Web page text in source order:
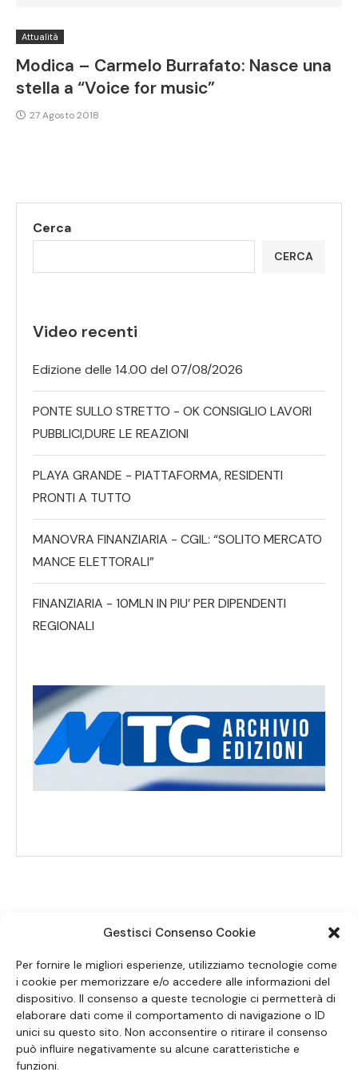
Gestisci Consenso Cookie
Per fornire le migliori esperienze, utilizziamo tecnologie come
i cookie per memorizzare e/o accedere alle informazioni del
dispositivo. Il consenso a queste tecnologie ci permetterà di
elaborare dati come il comportamento di navigazione o ID
unici su questo sito. Non acconsentire o ritirare il consenso
può influire negativamente su alcune caratteristiche e
funzioni.
Attualità
Modica – Carmelo Burrafato: Nasce una
stella a “Voice for music”
27 Agosto 2018
Cerca
CERCA
Video recenti
Edizione delle 14.00 del 07/08/2026
PONTE SULLO STRETTO - OK CONSIGLIO LAVORI
PUBBLICI,DURE LE REAZIONI
PLAYA GRANDE - PIATTAFORMA, RESIDENTI
PRONTI A TUTTO
MANOVRA FINANZIARIA - CGIL: “SOLITO MERCATO
MANCE ELETTORALI”
FINANZIARIA - 10MLN IN PIU’ PER DIPENDENTI
REGIONALI
SEGUICI SUI SOCIAL